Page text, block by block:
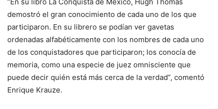
demostró el gran conocimiento de cada uno de los que
participaron. En su librero se podían ver gavetas
ordenadas alfabéticamente con los nombres de cada uno
de los conquistadores que participaron; los conocía de
memoria, como una especie de juez omnisciente que
puede decir quién está más cerca de la verdad”, comentó
Enrique Krauze.